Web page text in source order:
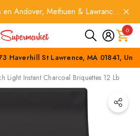
en Andover, Methuen & Lawrance
compras$60+.
0
0
Haverhill St Lawrence, MA 01841,
Light Instant Charcoal Briquettes 12 Lb